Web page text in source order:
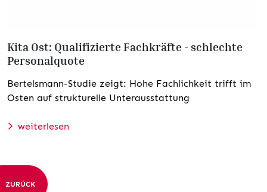
Kita Ost: Qualifizierte Fachkräfte - schlechte
Personalquote
Bertelsmann-Studie zeigt: Hohe Fachlichkeit trifft im
Osten auf strukturelle Unterausstattung
weiterlesen
ZURÜCK